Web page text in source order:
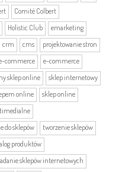
Comité Colbert
Holistic Club
emarketing
crm cms
projektowanie stron
commerce
e-commerce
sklep online
sklep internetowy
online
sklep online
do sklepów
tworzenie sklepów
produktów
sklepów internetowych